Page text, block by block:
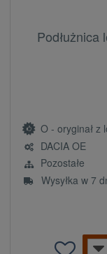
Podłużnica
O - oryginał z
DACIA OE
Pozostałe
Wysyłka w 7